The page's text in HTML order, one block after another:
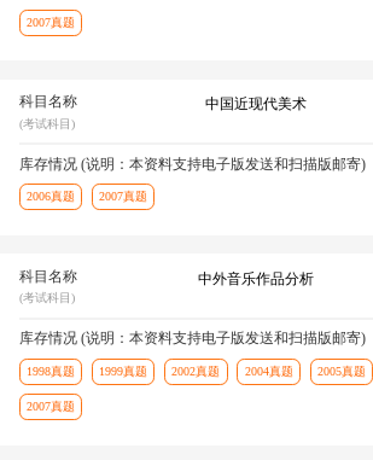
2007真题
科目名称
(考试科目)
中国近现代美术
库存情况 (说明：本资料支持电子版发送和扫描版邮寄)
2006真题 2007真题
科目名称
(考试科目)
中外音乐作品分析
库存情况 (说明：本资料支持电子版发送和扫描版邮寄)
1998真题 1999真题 2002真题 2004真题 2005真题
2007真题